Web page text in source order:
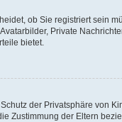
ob Sie registriert sein
Private
bietet.
der Privatsphäre von
der Eltern